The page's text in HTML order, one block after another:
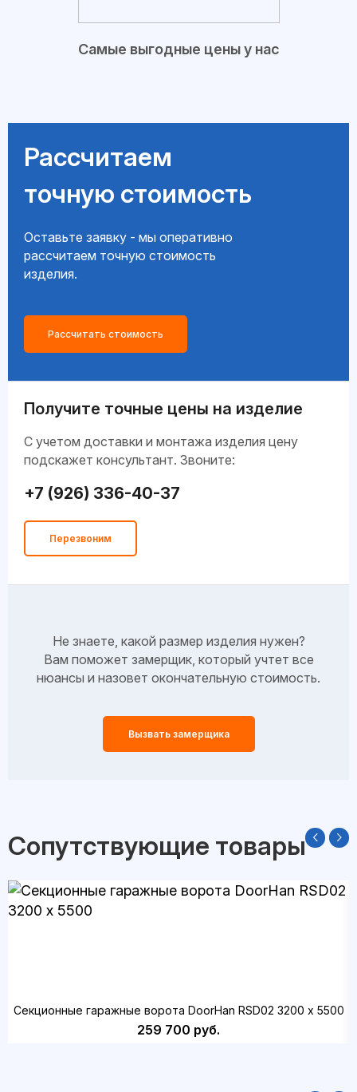
Самые выгодные цены у нас
Рассчитаем
точную стоимость
Оставьте заявку - мы оперативно
рассчитаем точную стоимость
изделия.
Рассчитать стоимость
Получите точные цены на изделие
C учетом доставки и монтажа изделия цену
подскажет консультант. Звоните:
+7 (926) 336-40-37
Перезвоним
Не знаете, какой размер изделия нужен?
Вам поможет замерщик, который учтет все
нюансы и назовет окончательную стоимость.
Вызвать замерщика
Сопутствующие товары
Секционные гаражные ворота DoorHan RSD02 3200 х 5500
259 700 руб.